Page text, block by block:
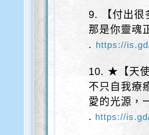
9. 【付出很
那是你靈魂
. https://
10. ★【天使
不只自我療
愛的光源，
. https://